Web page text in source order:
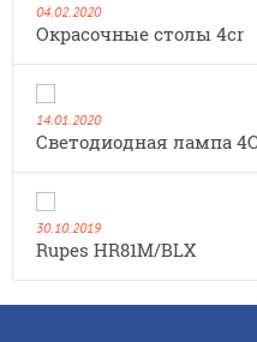
04.02.2020
Окрасочные столы 4cr
14.01.2020
Cветодиодная лампа
30.10.2019
Rupes HR81M/BLX